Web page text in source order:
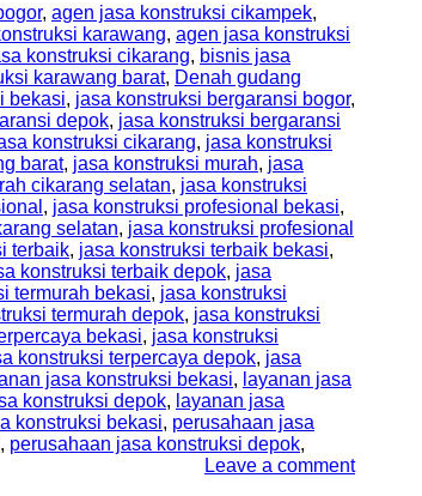
, agen jasa konstruksi cikampek,
karawang, agen jasa konstruksi
konstruksi cikarang, bisnis jasa
karawang barat, Denah gudang
bekasi, jasa konstruksi bergaransi bogor,
depok, jasa konstruksi bergaransi
konstruksi cikarang, jasa konstruksi
barat, jasa konstruksi murah, jasa
cikarang selatan, jasa konstruksi
, jasa konstruksi profesional bekasi,
selatan, jasa konstruksi profesional
terbaik, jasa konstruksi terbaik bekasi,
konstruksi terbaik depok, jasa
termurah bekasi, jasa konstruksi
termurah depok, jasa konstruksi
bekasi, jasa konstruksi
konstruksi terpercaya depok, jasa
jasa konstruksi bekasi, layanan jasa
konstruksi depok, layanan jasa
konstruksi bekasi, perusahaan jasa
, perusahaan jasa konstruksi depok,
Leave a comment